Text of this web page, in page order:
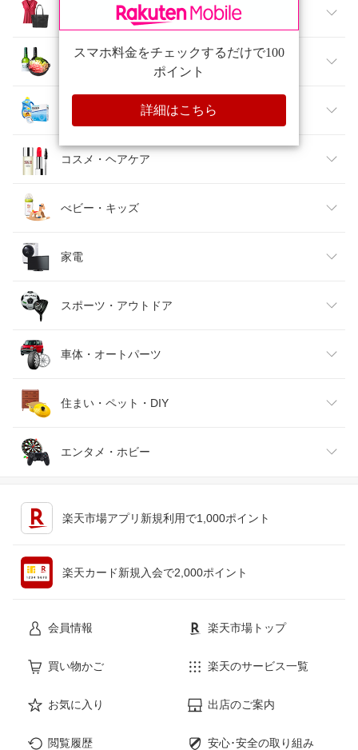
ファッション
レディースファッション
メンズファッション
キッズファッション
ベビーファッション
インナー・下着・ナイトウェア
バッグ・小物・ブランド雑貨
靴
腕時計
ジュエリー・アクセサリー
グルメ・飲料
スイーツ・お菓子
水・ソフトドリンク
ビール・洋酒
ワイン
日本酒・焼酎
日用品・ヘルスケア
日用品雑貨・文房具・手芸
ダイエット・健康
医薬品・コンタクト・介護
コスメ・ヘアケア
美容・コスメ・香水
べビー・キッズ
キッズ・ベビー・マタニティ
おもちゃ
家電
家電
TV・オーディオ・カメラ
スマートフォン・タブレット
パソコン・周辺機器
スポーツ・アウトドア
スポーツ・アウトドア
ゴルフ
車体・オートパーツ
車用品・バイク用品
車・バイク
住まい・ペット・DIY
インテリア・寝具・収納
エンタメ・ホビー
楽天市場アプリ新規利用で1,000ポイント
楽天カード新規入会で2,000ポイント
会員情報 楽天市場トップ
買い物かご 楽天のサービス一覧
お気に入り 出店のご案内
閲覧履歴 安心･安全の取り組み